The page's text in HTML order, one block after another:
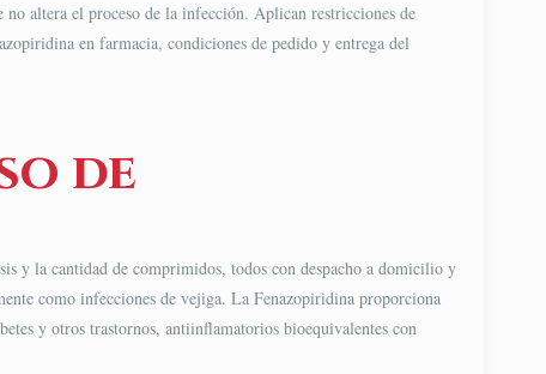
altera el proceso de la infección. Aplican restricciones de
en farmacia, condiciones de pedido y entrega del
de
y la cantidad de comprimidos, todos con despacho a domicilio y
como infecciones de vejiga. La Fenazopiridina proporciona
y otros trastornos, antiinflamatorios bioequivalentes con